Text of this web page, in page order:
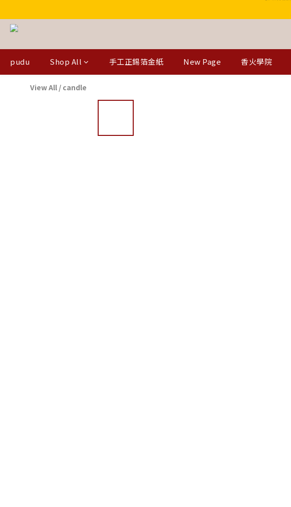
pudu Shop All 手工正錫箔金紙 New Page 香火學院
View All / candle